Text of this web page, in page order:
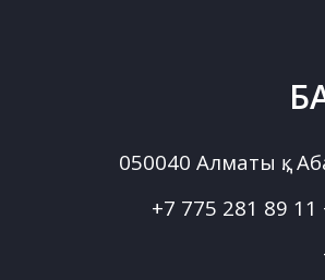
050040 Алматы қ.,
+7 775 281 89 11